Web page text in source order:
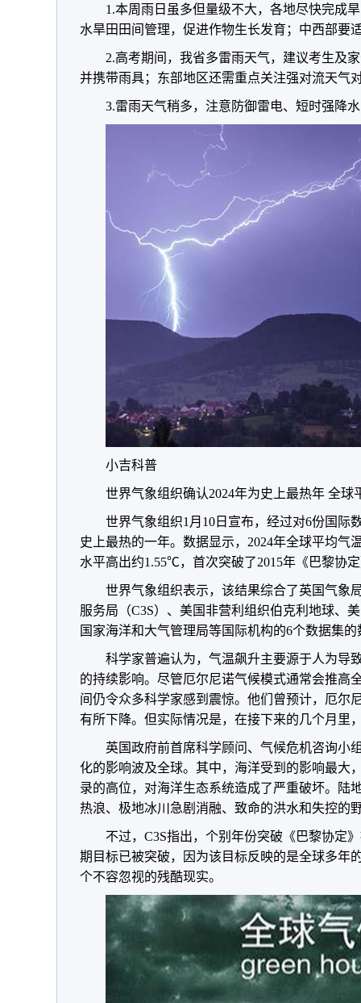
1.本周雨日虽多但量级不大，各地尽快完成
水旱田田间管理，促进作物生长发育；中西部要
2.高考期间，我省多雷雨天气，建议考生及
并携带雨具；东部地区还需重点关注强对流天气
3.雷雨天气稍多，注意防御雷电、短时强降
小吉科普
世界气象组织确认2024年为史上最热年 全
世界气象组织1月10日宣布，经过对6份国际
史上最热的一年。数据显示，2024年全球平均气
水平高出约1.55℃，首次突破了2015年《巴黎协
世界气象组织表示，该结果综合了英国气象
服务局（C3S）、美国非营利组织伯克利地球、
国家海洋和大气管理局等国际机构的6个数据集
科学家普遍认为，气温飙升主要源于人为导
的持续影响。尽管厄尔尼诺气候模式通常会推高
间仍令众多科学家感到震惊。他们曾预计，厄尔
有所下降。但实际情况是，在接下来的几个月里
英国政府前首席科学顾问、气候危机咨询小
化的影响波及全球。其中，海洋受到的影响最大
录的高位，对海洋生态系统造成了严重破坏。陆
热浪、极地冰川急剧消融、致命的洪水和失控的
不过，C3S指出，个别年份突破《巴黎协定
期目标已被突破，因为该目标反映的是全球多年
个不容忽视的残酷现实。